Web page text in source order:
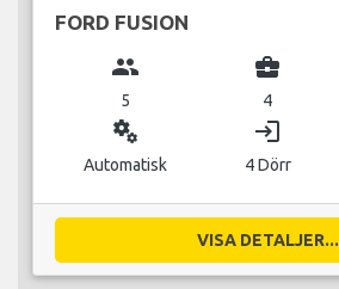
FORD FUSION
group
5
business_center
4
miscellaneous_services
Automatisk
login
4 Dörr
VISA DETALJER...